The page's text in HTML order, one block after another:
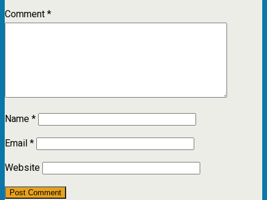
Comment*
Name*
Email*
Website